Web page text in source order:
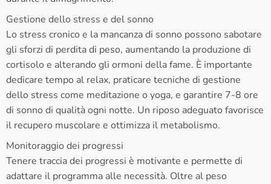
Gestione dello stress e del sonno
Lo stress cronico e la mancanza di sonno possono sabotare
gli sforzi di perdita di peso, aumentando la produzione di
cortisolo e alterando gli ormoni della fame. È importante
dedicare tempo al relax, praticare tecniche di gestione
dello stress come meditazione o yoga, e garantire 7-8 ore
di sonno di qualità ogni notte. Un riposo adeguato favorisce
il recupero muscolare e ottimizza il metabolismo.
Monitoraggio dei progressi
Tenere traccia dei progressi è motivante e permette di
adattare il programma alle necessità. Oltre al peso